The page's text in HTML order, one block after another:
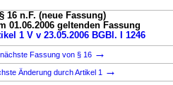
§ 16 n.F. (neue Fassung)
01.06.2006 geltenden Fassung
1 V v 23.05.2006 BGBl. I 1246
nächste Fassung von § 16 →
Änderung durch Artikel 1 →